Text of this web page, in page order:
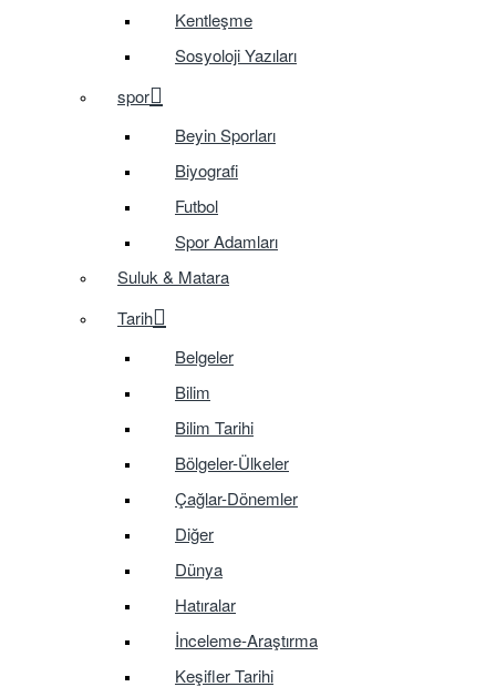
Kentleşme
Sosyoloji Yazıları
spor
Beyin Sporları
Biyografi
Futbol
Spor Adamları
Suluk & Matara
Tarih
Belgeler
Bilim
Bilim Tarihi
Bölgeler-Ülkeler
Çağlar-Dönemler
Diğer
Dünya
Hatıralar
İnceleme-Araştırma
Keşifler Tarihi